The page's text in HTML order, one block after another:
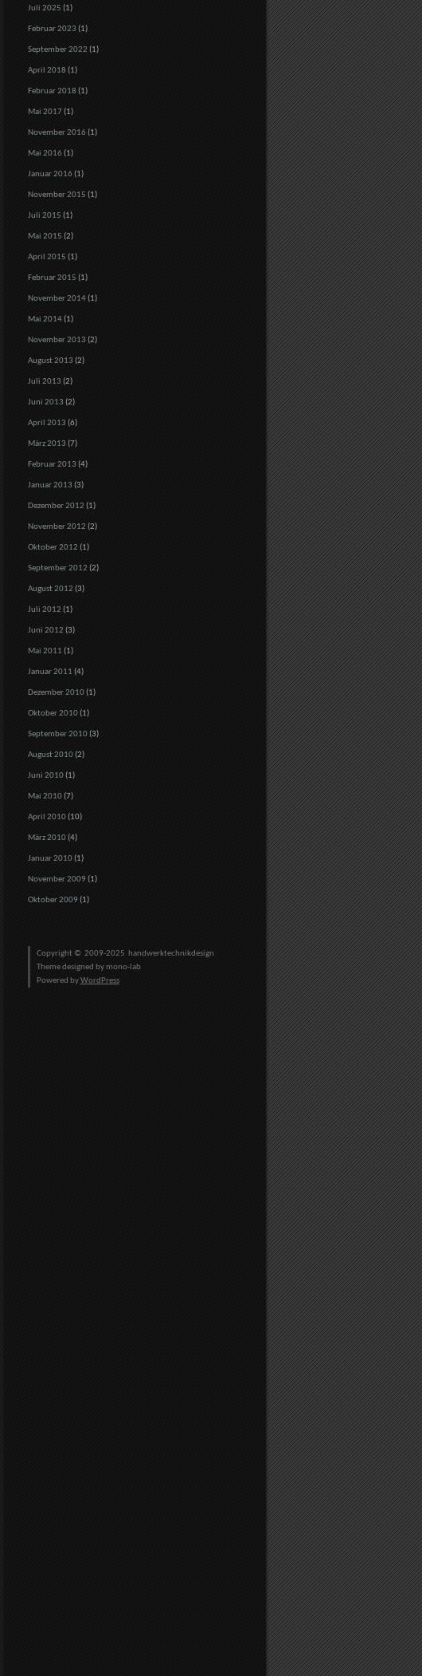
Juli 2025 (1)
Februar 2023 (1)
September 2022 (1)
April 2018 (1)
Februar 2018 (1)
Mai 2017(1)
November 2016(1)
Mai 2016(1)
Januar 2016(1)
November 2015 (1)
Juli 2015 (1)
Mai 2015 (2)
April 2015 (1)
Februar 2015 (1)
November 2014(1)
Mai 2014(1)
November 2013 (2)
August 2013 (2)
Juli 2013 (2)
Juni 2013 (2)
April 2013 (6)
März 2013 (7)
Februar 2013 (4)
Januar 2013 (3)
Dezember 2012 (1)
November 2012 (2)
Oktober 2012 (1)
September 2012 (2)
August 2012 (3)
Juli 2012 (1)
Juni 2012 (3)
Mai 2011 (1)
Januar 2011 (4)
Dezember 2010(1)
Oktober 2010(1)
September 2010(3)
August 2010(2)
Juni 2010(1)
Mai 2010(7)
April 2010(10)
März 2010(4)
Januar 2010(1)
November 2009 (1)
Oktober 2009(1)
Copyright © 2009-2025
handwerktechnikdesign
Theme designed bymono-lab
Powered byWordPress